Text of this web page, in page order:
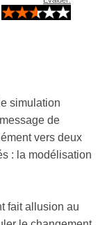
simulation
de
vers deux
: la modélisation
fait allusion au